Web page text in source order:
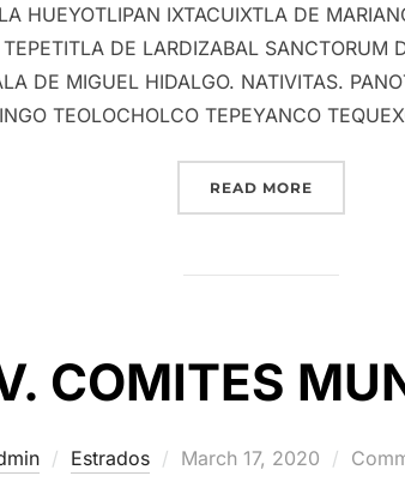
HUEYOTLIPAN IXTACUIXTLA DE
DE LARDIZABAL SANCTORUM
DE MIGUEL HIDALGO. NATIVITAS.
TEOLOCHOLCO TEPEYANCO
READ MORE
COMITES
Estrados
Posted
March 17, 2020